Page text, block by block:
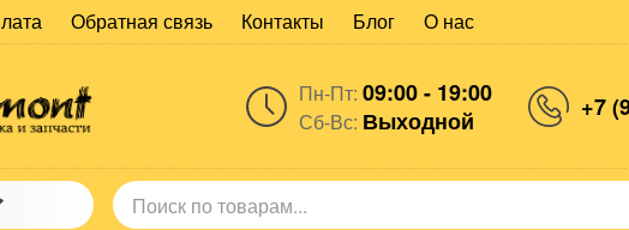
Обратная связь Контакты Блог О нас
Пн-Пт: 09:00 - 19:00
Сб-Вс: Выходной +7